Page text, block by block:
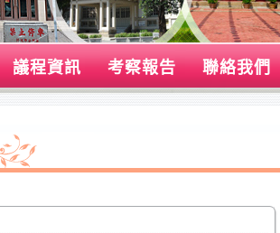
議程資訊 考察報告 聯絡我們